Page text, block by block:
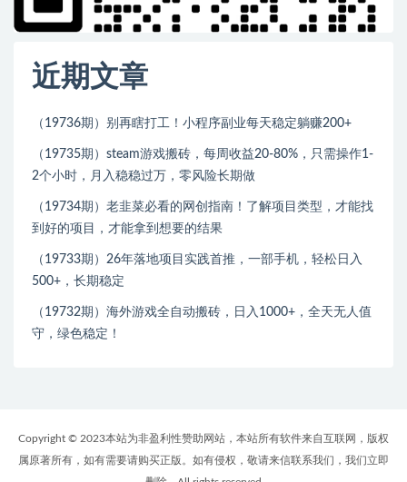
近期文章
（19736期）别再瞎打工！小程序副业每天稳定躺赚200+
（19735期）steam游戏搬砖，每周收益20-80%，只需操作1-
2个小时，月入稳稳过万，零风险长期做
（19734期）老韭菜必看的网创指南！了解项目类型，才能找
到好的项目，才能拿到想要的结果
（19733期）26年落地项目实践首推，一部手机，轻松日入
500+，长期稳定
（19732期）海外游戏全自动搬砖，日入1000+，全天无人值
守，绿色稳定！
Copyright © 2023本站为非盈利性赞助网站，本站所有软件来自互联网，版权
属原著所有，如有需要请购买正版。如有侵权，敬请来信联系我们，我们立即